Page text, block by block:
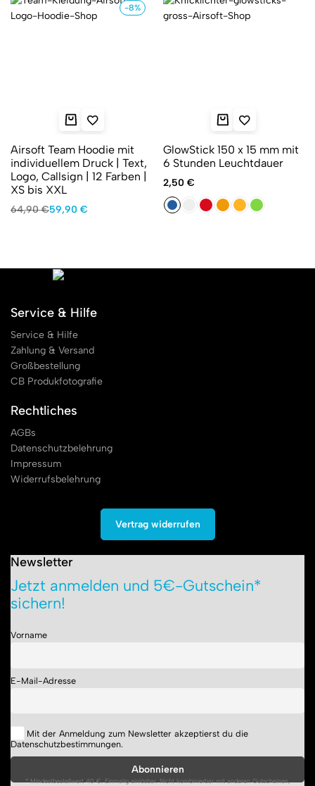
-8%
Airsoft Team Hoodie mit
individuellem Druck | Text,
Logo, Callsign | 12 Farben |
XS bis XXL
64,90€
Ursprünglicher
59,90 €
Aktueller
GlowStick 150 x 15 mm mit
6 Stunden Leuchtdauer
2,50 €
Service & Hilfe
Service & Hilfe
Zahlung & Versand
Großbestellung
CB Produkfotografie
Rechtliches
AGBs
Datenschutzbelehrung
Impressum
Widerrufsbelehrung
Vertrag widerrufen
Newsletter
Jetzt anmelden und 5€-Gutschein*
sichern!
Vorname
E-Mail-Adresse
Mit der Anmeldung zum Newsletter akzeptierst du die
Datenschutzbestimmungen.
* Mindestbestellwert 40 €. Einmalig einlösbar. Nicht kombinierbar mit anderen Gutscheinen,